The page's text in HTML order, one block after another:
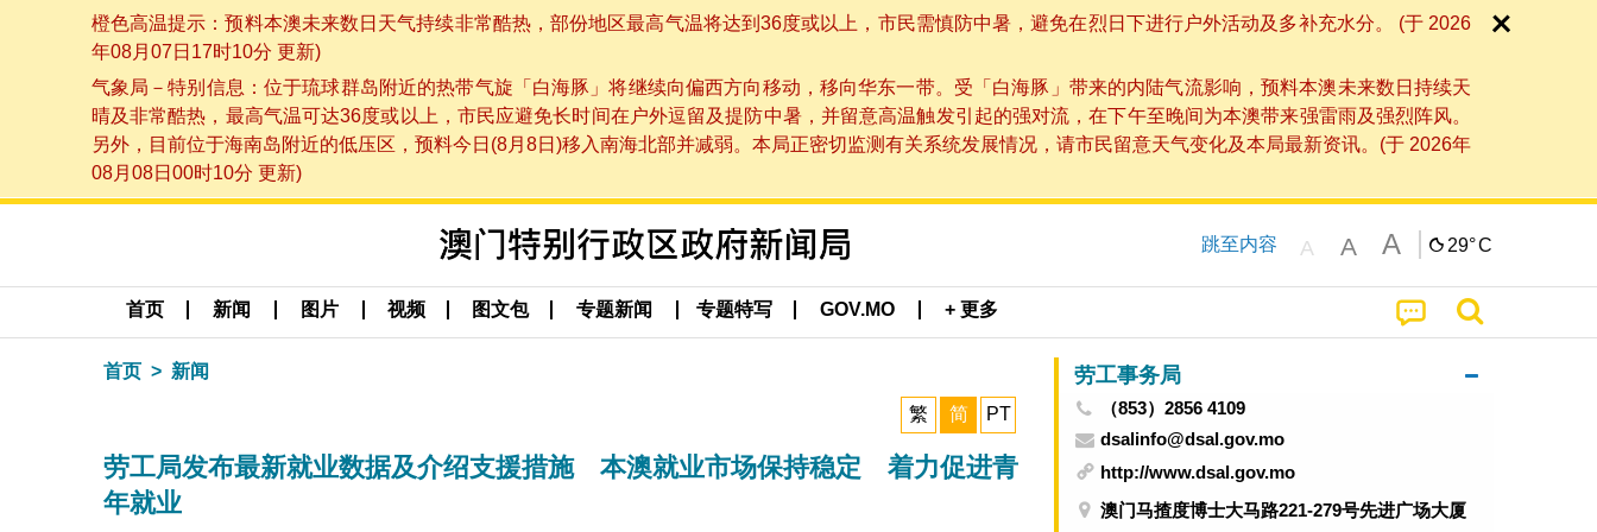
橙色高温提示：预料本澳未来数日天气持续非常酷热，部份地区最高气温将达到36度或以上，市民需慎防中暑，避免在烈日下进行户外活动及多补充水分。 (于 2026
年08月07日17时10分 更新)
气象局－特别信息：位于琉球群岛附近的热带气旋「白海豚」将继续向偏西方向移动，移向华东一带。受「白海豚」带来的内陆气流影响，预料本澳未来数日持续天
晴及非常酷热，最高气温可达36度或以上，市民应避免长时间在户外逗留及提防中暑，并留意高温触发引起的强对流，在下午至晚间为本澳带来强雷雨及强烈阵风。
另外，目前位于海南岛附近的低压区，预料今日(8月8日)移入南海北部并减弱。本局正密切监测有关系统发展情况，请市民留意天气变化及本局最新资讯。(于 2026年
08月08日00时10分 更新)
跳至内容 A A A 29°C
首页 新闻 图片 视频 图文包 专题新闻 专题特写 GOV.MO + 更多
首页 新闻
繁 简 PT
劳工局发布最新就业数据及介绍支援措施 本澳就业市场保持稳定 着力促进青
年就业
劳工事务局
（853）2856 4109
dsalinfo@dsal.gov.mo
http://www.dsal.gov.mo
澳门马揸度博士大马路221-279号先进广场大厦